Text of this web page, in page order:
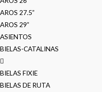
AROS 27.5”
AROS 29”
ASIENTOS
BIELAS-CATALINAS
BIELAS FIXIE
BIELAS DE RUTA